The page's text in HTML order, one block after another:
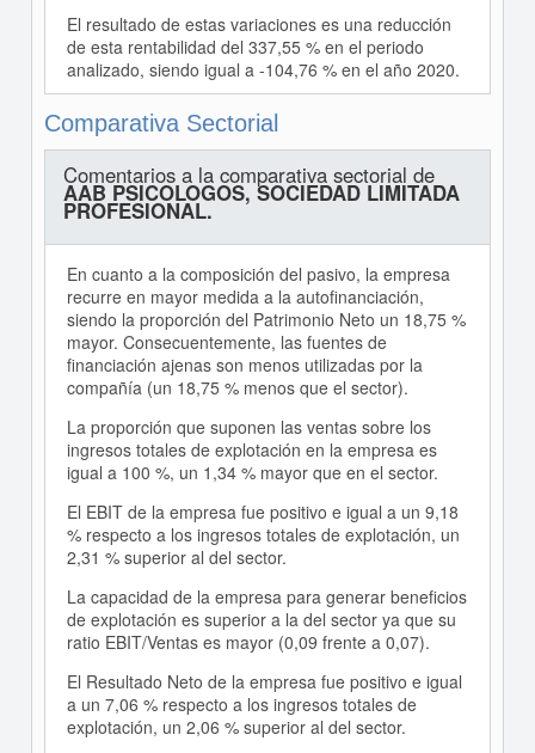
El resultado de estas variaciones es una reducción
de esta rentabilidad del 337,55 % en el periodo
analizado, siendo igual a -104,76 % en el año 2020.
Comparativa Sectorial
Comentarios a la comparativa sectorial de
AAB PSICOLOGOS, SOCIEDAD LIMITADA
PROFESIONAL.
En cuanto a la composición del pasivo, la empresa
recurre en mayor medida a la autofinanciación,
siendo la proporción del Patrimonio Neto un 18,75 %
mayor. Consecuentemente, las fuentes de
financiación ajenas son menos utilizadas por la
compañía (un 18,75 % menos que el sector).
La proporción que suponen las ventas sobre los
ingresos totales de explotación en la empresa es
igual a 100 %, un 1,34 % mayor que en el sector.
El EBIT de la empresa fue positivo e igual a un 9,18
% respecto a los ingresos totales de explotación, un
2,31 % superior al del sector.
La capacidad de la empresa para generar beneficios
de explotación es superior a la del sector ya que su
ratio EBIT/Ventas es mayor (0,09 frente a 0,07).
El Resultado Neto de la empresa fue positivo e igual
a un 7,06 % respecto a los ingresos totales de
explotación, un 2,06 % superior al del sector.